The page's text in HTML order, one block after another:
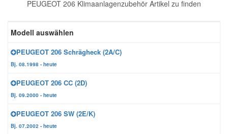
PEUGEOT 206 Klimaanlagenzubehör Artikel zu finden
Modell auswählen
PEUGEOT 206 Schrägheck (2A/C)
Bj. 08.1998 - heute
PEUGEOT 206 CC (2D)
Bj. 09.2000 - heute
PEUGEOT 206 SW (2E/K)
Bj. 07.2002 - heute
Zündanlage und Glühanlage